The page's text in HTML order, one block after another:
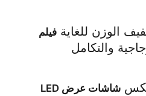
الوزن للغاية
شاشات عرض LED